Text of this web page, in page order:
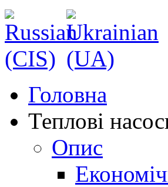
Головна
Теплові
Опис